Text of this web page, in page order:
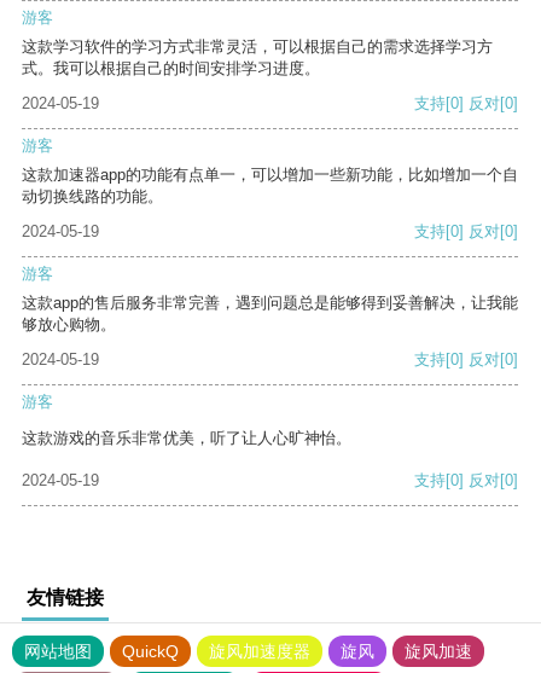
游客
这款学习软件的学习方式非常灵活，可以根据自己的需求选择学习方
式。我可以根据自己的时间安排学习进度。
2024-05-19
支持[0] 反对[0]
游客
这款加速器app的功能有点单一，可以增加一些新功能，比如增加一个自
动切换线路的功能。
2024-05-19
支持[0] 反对[0]
游客
这款app的售后服务非常完善，遇到问题总是能够得到妥善解决，让我能
够放心购物。
2024-05-19
支持[0] 反对[0]
游客
这款游戏的音乐非常优美，听了让人心旷神怡。
2024-05-19 支持[0] 反对[0]
友情链接
网站地图 QuickQ 旋风加速度器 旋风 旋风加速